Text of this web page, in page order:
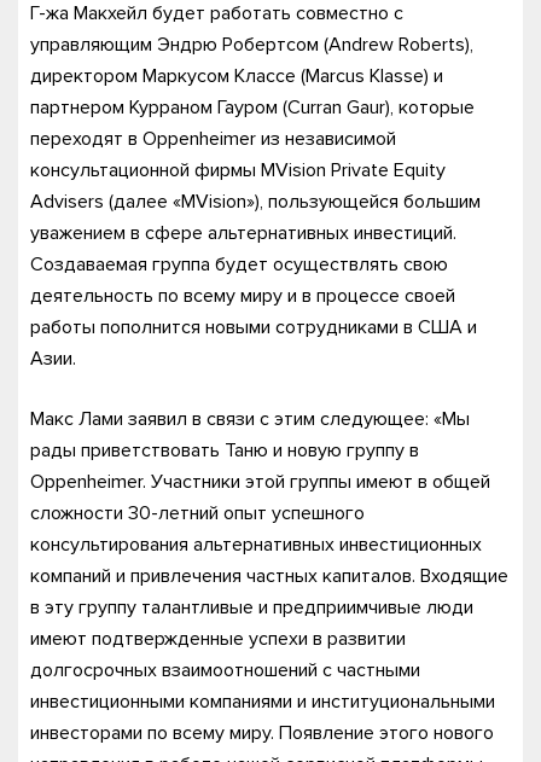
Г-жа Макхейл будет работать совместно с
управляющим Эндрю Робертсом (Andrew Roberts),
директором Маркусом Классе (Marcus Klasse) и
партнером Курраном Гауром (Curran Gaur), которые
переходят в Oppenheimer из независимой
консультационной фирмы MVision Private Equity
Advisers (далее «MVision»), пользующейся большим
уважением в сфере альтернативных инвестиций.
Создаваемая группа будет осуществлять свою
деятельность по всему миру и в процессе своей
работы пополнится новыми сотрудниками в США и
Азии.
Макс Лами заявил в связи с этим следующее: «Мы
рады приветствовать Таню и новую группу в
Oppenheimer. Участники этой группы имеют в общей
сложности 30-летний опыт успешного
консультирования альтернативных инвестиционных
компаний и привлечения частных капиталов. Входящие
в эту группу талантливые и предприимчивые люди
имеют подтвержденные успехи в развитии
долгосрочных взаимоотношений с частными
инвестиционными компаниями и институциональными
инвесторами по всему миру. Появление этого нового